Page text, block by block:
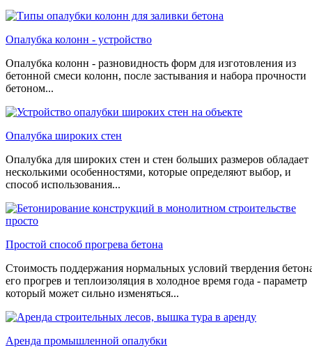
Опалубка колонн - устройство
Опалубка колонн - разновидность форм для изготовления из
бетонной смеси колонн, после застывания и набора прочности
бетоном...
Опалубка широких стен
Опалубка для широких стен и стен больших размеров обладает
несколькими особенностями, которые определяют выбор, и
способ использования...
Простой способ прогрева бетона
Стоимость поддержания нормальных условий твердения
его прогрев и теплоизоляция в холодное время года - параметр
который может сильно изменяться...
Аренда промышленной опалубки